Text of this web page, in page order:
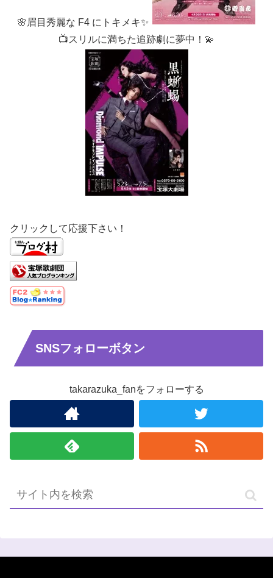
🌸眉目秀麗な F4 にトキメキ✨
📺スリルに満ちた追跡劇に夢中！💫
クリックして応援下さい！
SNSフォローボタン
takarazuka_fanをフォローする